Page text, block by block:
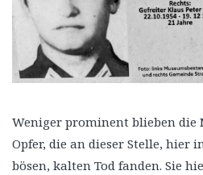
Weniger prominent blieben die
Opfer, die an dieser Stelle, hier
bösen, kalten Tod fanden. Sie